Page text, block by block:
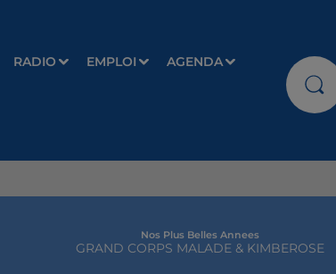
RADIO EMPLOI AGENDA
Nos Plus Belles Annees
GRAND CORPS MALADE & KIMBEROSE